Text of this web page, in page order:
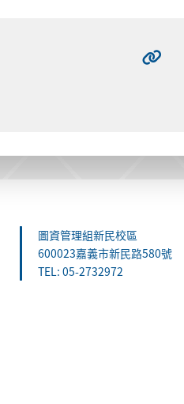
圖資管理組新民校區
600023嘉義市新民路580號
TEL: 05-2732972